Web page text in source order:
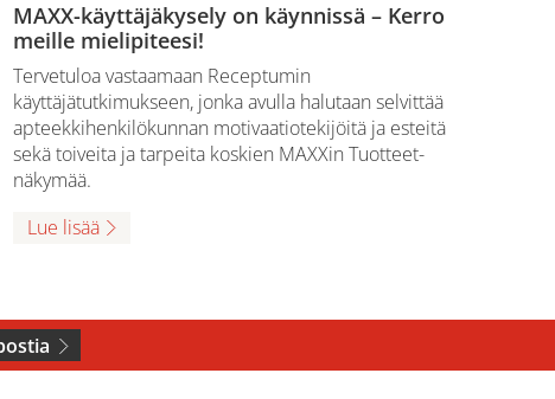
MAXX-käyttäjäkysely on käynnissä – Kerro
meille mielipiteesi!
Tervetuloa vastaamaan Receptumin
käyttäjätutkimukseen, jonka avulla halutaan selvittää
apteekkihenkilökunnan motivaatiotekijöitä ja esteitä
sekä toiveita ja tarpeita koskien MAXXin Tuotteet-
näkymää.
Lue lisää